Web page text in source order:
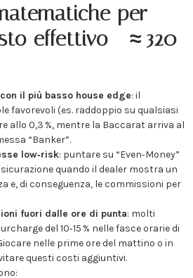
per
effettivo – ≈ 320
il più basso house edge: il
favorevoli (es. raddoppio su qualsiasi
allo 0,3 %, mentre la Baccarat arriva al
“Banker”.
low‑risk: puntare su “Even‑Money”
quando il dealer mostra un
e, di conseguenza, le commissioni per
fuori dalle ore di punta: molti
del 10‑15 % nelle fasce orarie di
nelle prime ore del mattino o in
questi costi aggiuntivi.